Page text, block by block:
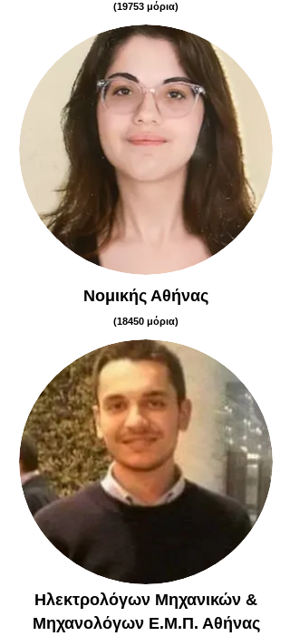
(19753 μόρια)
Νομικής Αθήνας
(18450 μόρια)
Ηλεκτρολόγων Μηχανικών &
Μηχανολόγων Ε.Μ.Π. Αθήνας